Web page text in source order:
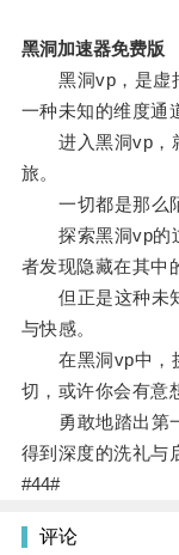
黑洞加速器免费版
黑洞vp，是虚拟
一种未知的维度通
进入黑洞vp，就
旅。
一切都是那么陌
探索黑洞vp的过
者发现隐藏在其中
但正是这种未知
与快感。
在黑洞vp中，挑
切，或许你会有意
勇敢地踏出第一
得到深度的洗礼与
#44#
评论